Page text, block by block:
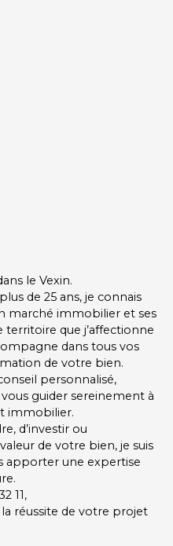
le Vexin.
de 25 ans, je connais
marché immobilier et ses
territoire que j’affectionne
dans tous vos
de votre bien.
personnalisé,
guider sereinement à
immobilier.
d’investir ou
de votre bien, je suis
apporter une expertise
11,
réussite de votre projet